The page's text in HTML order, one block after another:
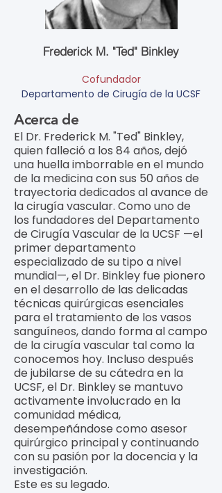
Frederick M. "Ted" Binkley
Cofundador
Departamento de Cirugía de la UCSF
Acerca de
El Dr. Frederick M. "Ted" Binkley,
quien falleció a los 84 años, dejó
una huella imborrable en el mundo
de la medicina con sus 50 años de
trayectoria dedicados al avance de
la cirugía vascular. Como uno de
los fundadores del Departamento
de Cirugía Vascular de la UCSF —el
primer departamento
especializado de su tipo a nivel
mundial—, el Dr. Binkley fue pionero
en el desarrollo de las delicadas
técnicas quirúrgicas esenciales
para el tratamiento de los vasos
sanguíneos, dando forma al campo
de la cirugía vascular tal como la
conocemos hoy. Incluso después
de jubilarse de su cátedra en la
UCSF, el Dr. Binkley se mantuvo
activamente involucrado en la
comunidad médica,
desempeñándose como asesor
quirúrgico principal y continuando
con su pasión por la docencia y la
investigación.
Este es su legado.